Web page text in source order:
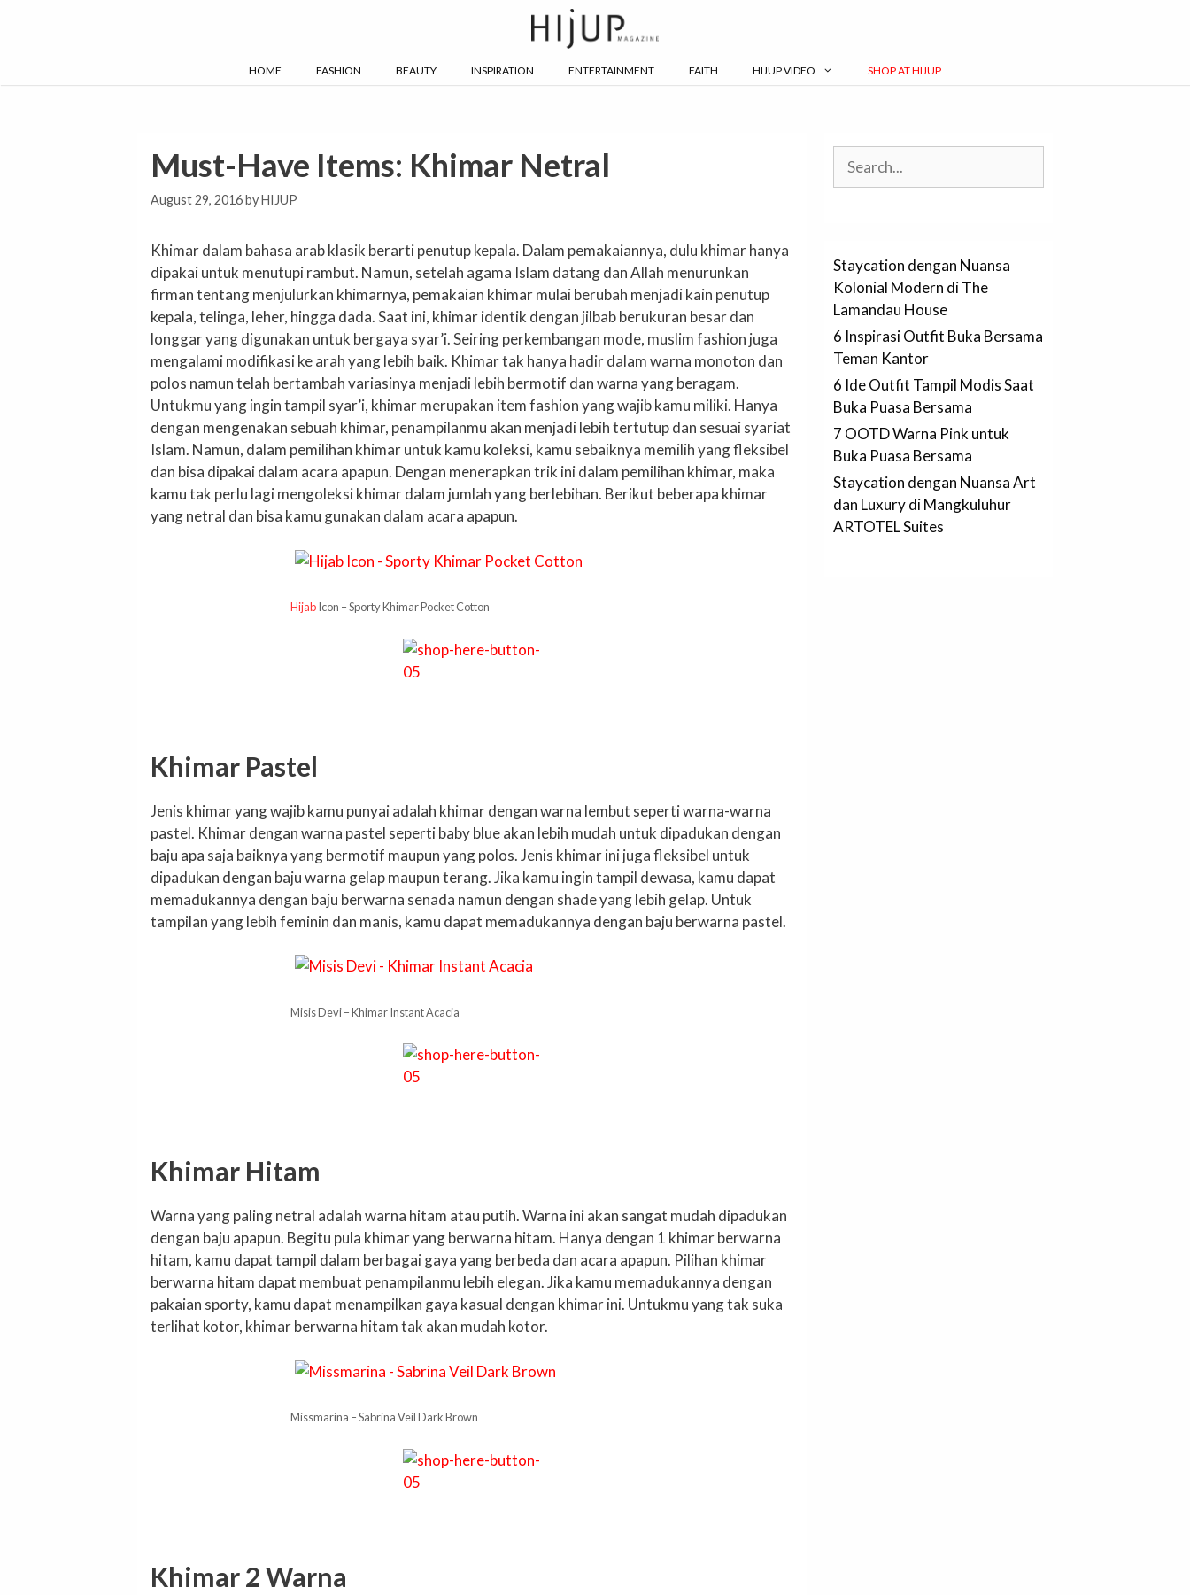
HOME FASHION BEAUTY INSPIRATION ENTERTAINMENT FAITH HIJUP VIDEO SHOP AT HIJUP
Must-Have Items: Khimar Netral
August 29, 2016byHIJUP
Khimar dalam bahasa arab klasik berarti penutup kepala. Dalam pemakaiannya, dulu khimar hanya
dipakai untuk menutupi rambut. Namun, setelah agama Islam datang dan Allah menurunkan
firman tentang menjulurkan khimarnya, pemakaian khimar mulai berubah menjadi kain penutup
kepala, telinga, leher, hingga dada. Saat ini, khimar identik dengan jilbab berukuran besar dan
longgar yang digunakan untuk bergaya syar’i. Seiring perkembangan mode, muslim fashion juga
mengalami modifikasi ke arah yang lebih baik. Khimar tak hanya hadir dalam warna monoton dan
polos namun telah bertambah variasinya menjadi lebih bermotif dan warna yang beragam.
Untukmu yang ingin tampil syar’i, khimar merupakan item fashion yang wajib kamu miliki. Hanya
dengan mengenakan sebuah khimar, penampilanmu akan menjadi lebih tertutup dan sesuai syariat
Islam. Namun, dalam pemilihan khimar untuk kamu koleksi, kamu sebaiknya memilih yang fleksibel
dan bisa dipakai dalam acara apapun. Dengan menerapkan trik ini dalam pemilihan khimar, maka
kamu tak perlu lagi mengoleksi khimar dalam jumlah yang berlebihan. Berikut beberapa khimar
yang netral dan bisa kamu gunakan dalam acara apapun.
HijabIcon – Sporty Khimar Pocket Cotton
Khimar Pastel
Jenis khimar yang wajib kamu punyai adalah khimar dengan warna lembut seperti warna-warna
pastel. Khimar dengan warna pastel seperti baby blue akan lebih mudah untuk dipadukan dengan
baju apa saja baiknya yang bermotif maupun yang polos. Jenis khimar ini juga fleksibel untuk
dipadukan dengan baju warna gelap maupun terang. Jika kamu ingin tampil dewasa, kamu dapat
memadukannya dengan baju berwarna senada namun dengan shade yang lebih gelap. Untuk
tampilan yang lebih feminin dan manis, kamu dapat memadukannya dengan baju berwarna pastel.
Misis Devi – Khimar Instant Acacia
Khimar Hitam
Warna yang paling netral adalah warna hitam atau putih. Warna ini akan sangat mudah dipadukan
dengan baju apapun. Begitu pula khimar yang berwarna hitam. Hanya dengan 1 khimar berwarna
hitam, kamu dapat tampil dalam berbagai gaya yang berbeda dan acara apapun. Pilihan khimar
berwarna hitam dapat membuat penampilanmu lebih elegan. Jika kamu memadukannya dengan
pakaian sporty, kamu dapat menampilkan gaya kasual dengan khimar ini. Untukmu yang tak suka
terlihat kotor, khimar berwarna hitam tak akan mudah kotor.
Missmarina – Sabrina Veil Dark Brown
Khimar 2 Warna
Staycation dengan Nuansa
Kolonial Modern di The
Lamandau House
6 Inspirasi Outfit Buka Bersama
Teman Kantor
6 Ide Outfit Tampil Modis Saat
Buka Puasa Bersama
7 OOTD Warna Pink untuk
Buka Puasa Bersama
Staycation dengan Nuansa Art
dan Luxury di Mangkuluhur
ARTOTEL Suites